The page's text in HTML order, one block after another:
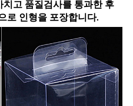
고 품질검사를 통과한 후
로 인형을 포장합니다.